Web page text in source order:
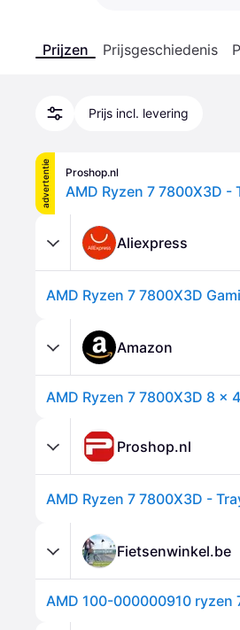
Prijzen Prijsgeschiedenis
Prijs incl. levering
advertentie Proshop.nl
Aliexpress
Amazon
Proshop.nl
Fietsenwinkel.be